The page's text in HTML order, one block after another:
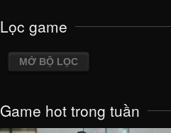
Lọc game
MỞ BỘ LỌC
Game hot trong tuần